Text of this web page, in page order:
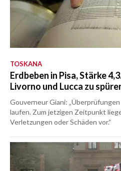
TOSKANA
Erdbeben in Pisa, Stärke
Livorno und Lucca zu
Gouverneur Giani:
laufen. Zum jetzigen Zeitpunkt
Verletzungen oder Schäden vor.“